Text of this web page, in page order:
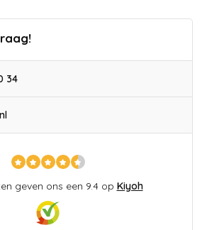
34
geven ons een 9.4 op Kiyoh